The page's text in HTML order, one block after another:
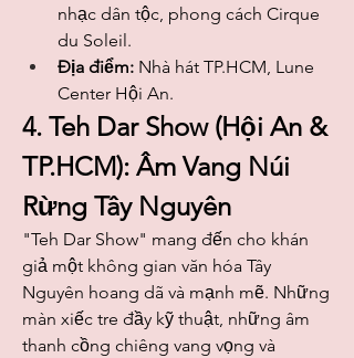
nhạc dân tộc, phong cách Cirque
du Soleil.
Địa điểm: Nhà hát TP.HCM, Lune
Center Hội An.
4. Teh Dar Show (Hội An &
TP.HCM): Âm Vang Núi
Rừng Tây Nguyên
"Teh Dar Show" mang đến cho khán
giả một không gian văn hóa Tây
Nguyên hoang dã và mạnh mẽ. Những
màn xiếc tre đầy kỹ thuật, những âm
thanh cồng chiêng vang vọng và